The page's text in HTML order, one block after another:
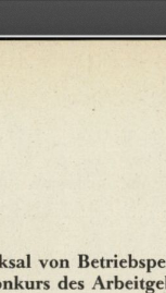
von
des